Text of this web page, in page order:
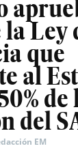
Ley
que
al
de
del
EM